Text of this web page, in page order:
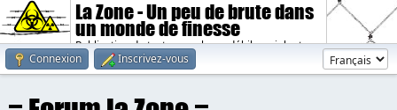
La Zone - Un peu de brute dans
un monde de finesse
Publication de textes sombres, débiles, violents.
Connexion
Inscrivez-vous